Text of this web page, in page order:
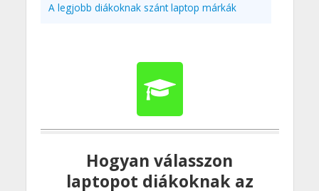
A legjobb diákoknak szánt laptop márkák
Hogyan válasszon
laptopot diákoknak az